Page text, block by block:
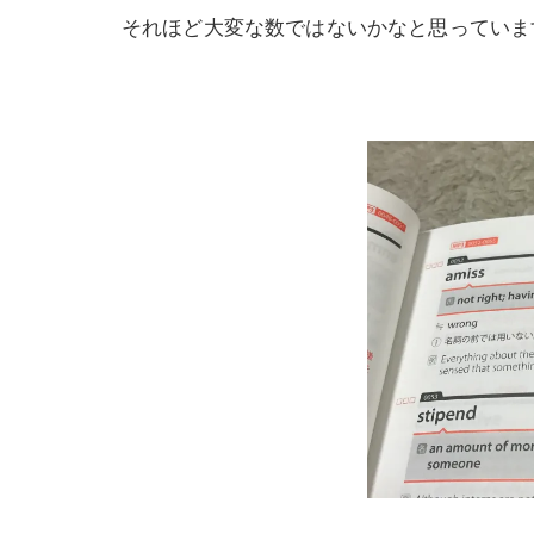
それほど大変な数ではないかなと思ってい